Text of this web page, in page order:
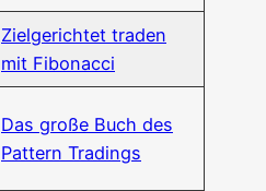
Ziel­ge­rich­tet traden
mit Fibonacci
Das gro­ße Buch des
Pat­tern Tradings